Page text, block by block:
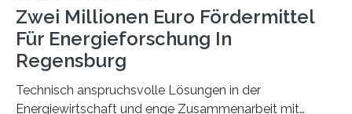
Zwei Millionen Euro Fördermittel
Für Energieforschung In
Regensburg
Technisch anspruchsvolle Lösungen in der
Energiewirtschaft und enge Zusammenarbeit mit